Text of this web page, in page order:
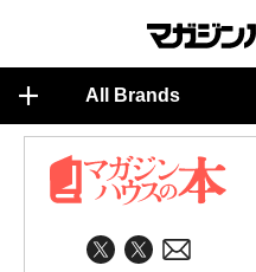
All Brands